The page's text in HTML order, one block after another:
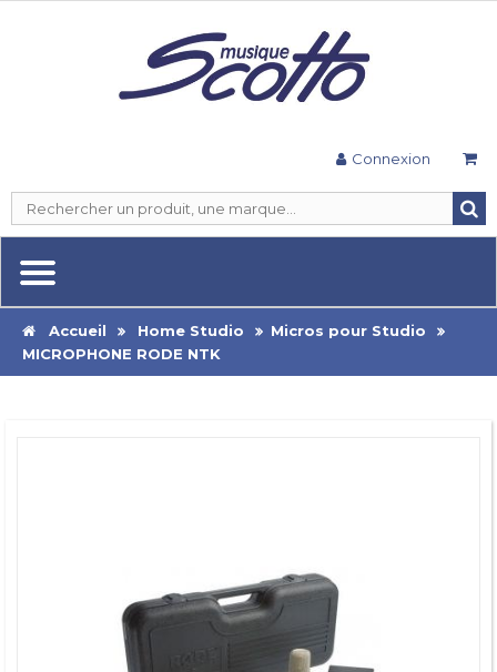
Connexion
Accueil Home Studio
Micros pour Studio
MICROPHONE RODE NTK